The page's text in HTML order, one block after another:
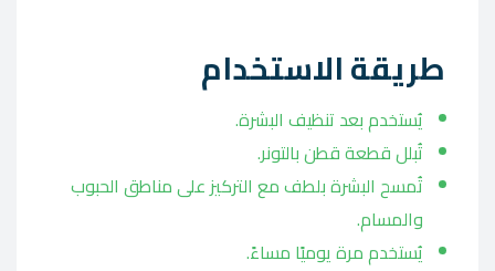
طريقة الاستخدام
يُستخدم بعد تنظيف البشرة.
تُبلل قطعة قطن بالتونر.
تُمسح البشرة بلطف مع التركيز على مناطق الحبوب
والمسام.
يُستخدم مرة يوميًا مساءً.